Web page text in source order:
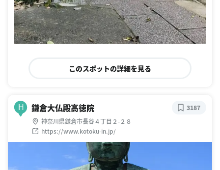
このスポットの詳細を見る
H 鎌倉大仏殿高徳院
神奈川県鎌倉市長谷４丁目２-２８
https://www.kotoku-in.jp/
3187